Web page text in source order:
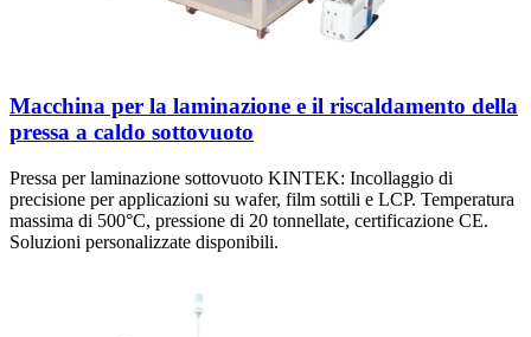
Macchina per la laminazione e il riscaldamento della
pressa a caldo sottovuoto
Pressa per laminazione sottovuoto KINTEK: Incollaggio di
precisione per applicazioni su wafer, film sottili e LCP. Temperatura
massima di 500°C, pressione di 20 tonnellate, certificazione CE.
Soluzioni personalizzate disponibili.